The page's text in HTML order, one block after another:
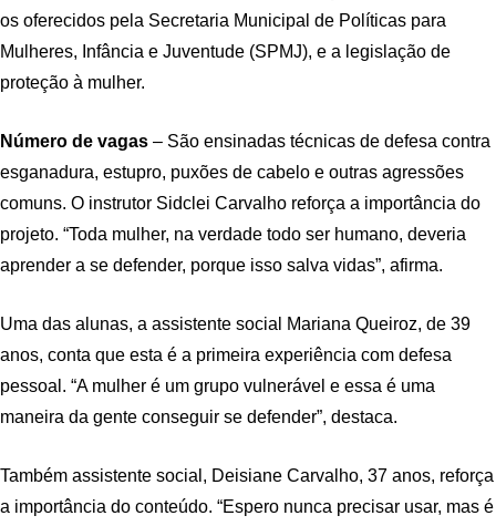
os oferecidos pela Secretaria Municipal de Políticas para
Mulheres, Infância e Juventude (SPMJ), e a legislação de
proteção à mulher.
Número de vagas – São ensinadas técnicas de defesa contra
esganadura, estupro, puxões de cabelo e outras agressões
comuns. O instrutor Sidclei Carvalho reforça a importância do
projeto. “Toda mulher, na verdade todo ser humano, deveria
aprender a se defender, porque isso salva vidas”, afirma.
Uma das alunas, a assistente social Mariana Queiroz, de 39
anos, conta que esta é a primeira experiência com defesa
pessoal. “A mulher é um grupo vulnerável e essa é uma
maneira da gente conseguir se defender”, destaca.
Também assistente social, Deisiane Carvalho, 37 anos, reforça
a importância do conteúdo. “Espero nunca precisar usar, mas é